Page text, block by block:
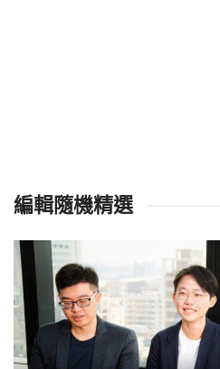
編輯隨機精選